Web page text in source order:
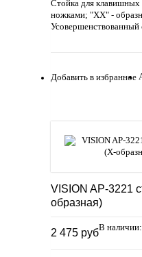
Стойка для
ножками; "ХX" -
Усовершенствованный
Добавить в избранное
VISION AP-3221
образная)
2 475 рубВ